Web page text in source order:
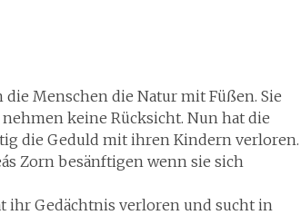
Menschen die Natur mit Füßen. Sie
keine Rücksicht. Nun hat die
die Geduld mit ihren Kindern verloren.
Zorn besänftigen wenn sie sich
ihr Gedächtnis verloren und sucht in